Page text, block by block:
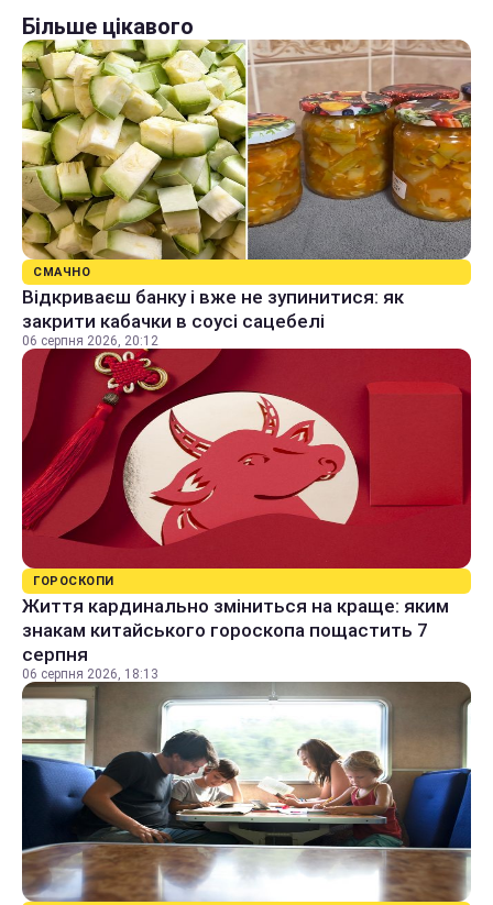
Більше цікавого
СМАЧНО
Відкриваєш банку і вже не зупинитися: як
закрити кабачки в соусі сацебелі
06 серпня 2026, 20:12
ГОРОСКОПИ
Життя кардинально зміниться на краще: яким
знакам китайського гороскопа пощастить 7
серпня
06 серпня 2026, 18:13